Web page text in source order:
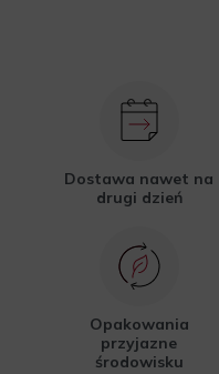
Dostawa nawet na
drugi dzień
Opakowania
przyjazne
środowisku